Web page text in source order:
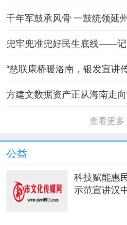
千年军鼓承风骨 一鼓统领延
兜牢兜准兜好民生底线——记
“慈联康桥暖洛南，银发宣讲
方建文数据资产正从海南走
查看更多
公益
科技赋能惠
示范宣讲汉